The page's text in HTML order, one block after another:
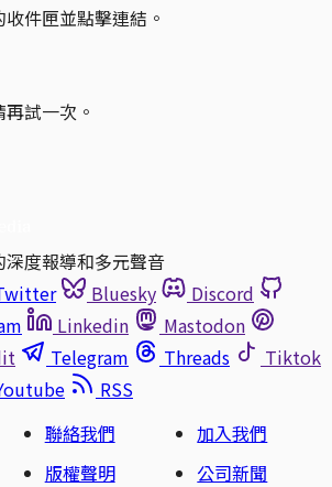
件匣並點擊連結。
試一次。
度報導和多元聲音
Bluesky
Discord
Linkedin
Mastodon
Telegram Threads
Tiktok
RSS
聯絡我們
加入我們
版權聲明
公司新聞